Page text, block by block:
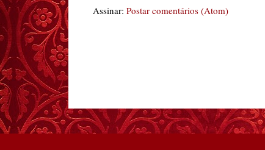
Assinar: Postar comentários (Atom)